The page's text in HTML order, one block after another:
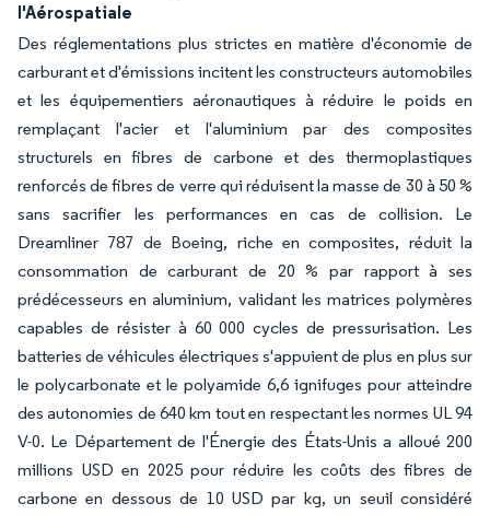
l'Aérospatiale
Des réglementations plus strictes en matière d'économie de
carburant et d'émissions incitent les constructeurs automobiles
et les équipementiers aéronautiques à réduire le poids en
remplaçant l'acier et l'aluminium par des composites
structurels en fibres de carbone et des thermoplastiques
renforcés de fibres de verre qui réduisent la masse de 30 à 50 %
sans sacrifier les performances en cas de collision. Le
Dreamliner 787 de Boeing, riche en composites, réduit la
consommation de carburant de 20 % par rapport à ses
prédécesseurs en aluminium, validant les matrices polymères
capables de résister à 60 000 cycles de pressurisation. Les
batteries de véhicules électriques s'appuient de plus en plus sur
le polycarbonate et le polyamide 6,6 ignifuges pour atteindre
des autonomies de 640 km tout en respectant les normes UL 94
V-0. Le Département de l'Énergie des États-Unis a alloué 200
millions USD en 2025 pour réduire les coûts des fibres de
carbone en dessous de 10 USD par kg, un seuil considéré